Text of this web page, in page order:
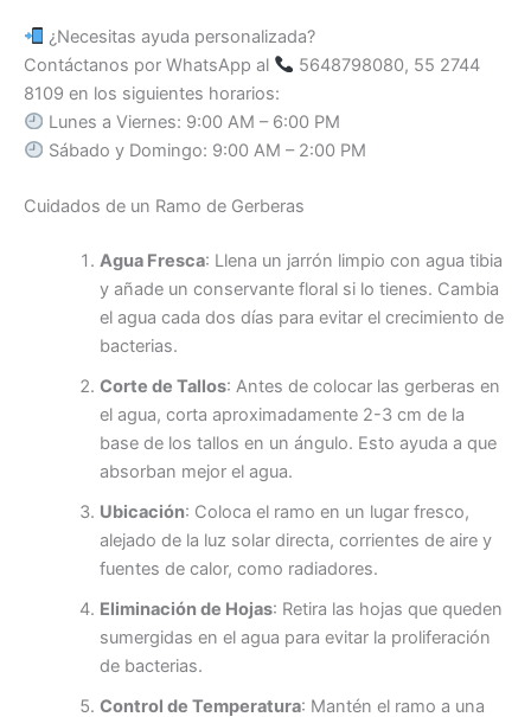
¿Necesitas ayuda personalizada?
Contáctanos por WhatsApp al
5648798080, 55 2744
8109 en los siguientes horarios:
Lunes a Viernes: 9:00 AM – 6:00 PM
Sábado y Domingo: 9:00 AM – 2:00 PM
Cuidados de un Ramo de Gerberas
Agua Fresca: Llena un jarrón limpio con agua tibia
y añade un conservante floral si lo tienes. Cambia
el agua cada dos días para evitar el crecimiento de
bacterias.
Corte de Tallos: Antes de colocar las gerberas en
el agua, corta aproximadamente 2-3 cm de la
base de los tallos en un ángulo. Esto ayuda a que
absorban mejor el agua.
Ubicación: Coloca el ramo en un lugar fresco,
alejado de la luz solar directa, corrientes de aire y
fuentes de calor, como radiadores.
Eliminación de Hojas: Retira las hojas que queden
sumergidas en el agua para evitar la proliferación
de bacterias.
Control de Temperatura: Mantén el ramo a una